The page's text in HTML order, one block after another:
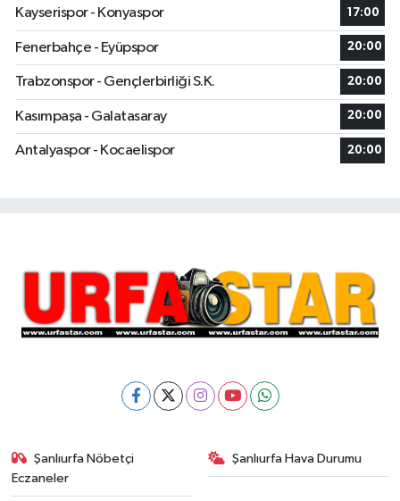
Kayserispor - Konyaspor
17:00
Fenerbahçe - Eyüpspor 20:00
Trabzonspor - Gençlerbirliği S.K. 20:00
Kasımpaşa - Galatasaray 20:00
Antalyaspor - Kocaelispor 20:00
Şanlıurfa Nöbetçi
Eczaneler
Şanlıurfa Hava Durumu